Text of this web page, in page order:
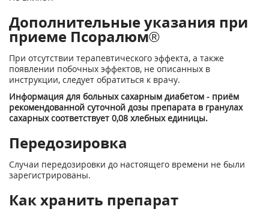
Дополнительные указания при
приеме Псоралюм®
При отсутствии терапевтического эффекта, а также
появлении побочных эффектов, не описанных в
инструкции, следует обратиться к врачу.
Информация для больных сахарным диабетом - приём
рекомендованной суточной дозы препарата в гранулах
сахарных соответствует 0,08 хлебных единицы.
Передозировка
Случаи передозировки до настоящего времени не были
зарегистрированы.
Как хранить препарат